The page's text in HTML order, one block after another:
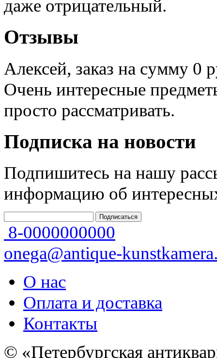
даже отрицательный.
Отзывы
Алексей, заказ на сумму
Очень интересные
просто рассматривать.
Подписка на новости
Подпишитесь на нашу
информацию об
8-0000000000
onega@antique-
О нас
Оплата и доставка
Контакты
© «Петербургская